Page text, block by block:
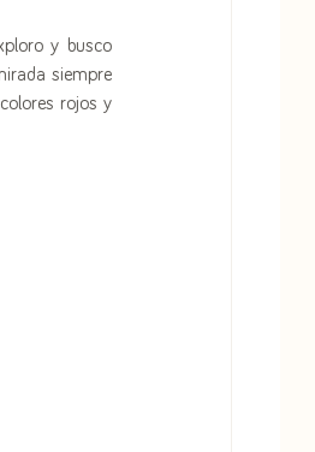
y busco
siempre
rojos y